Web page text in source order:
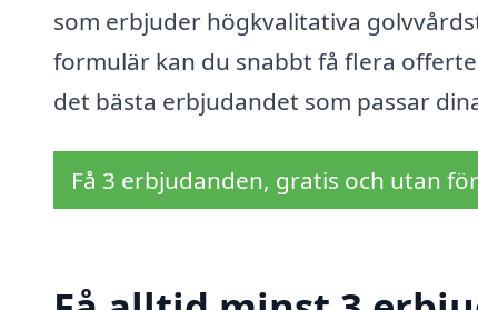
som erbjuder högkvalitativa
formulär kan du snabbt få flera
det bästa erbjudandet som passar
Få 3 erbjudanden, gratis och utan